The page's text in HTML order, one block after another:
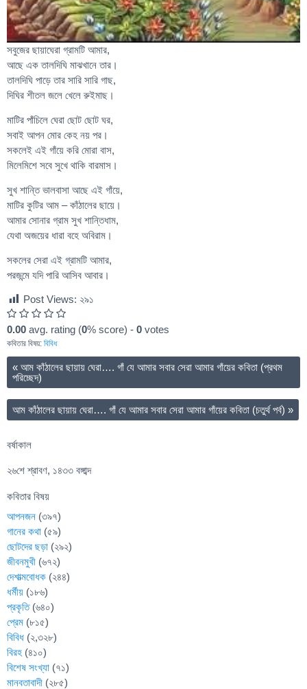
সবুজের ছায়াঘেরা গ্রামটি আমার,
আছে এক তালদিঘি মাঝখানে তার।
তালদিঘি পাড়ে তার সারি সারি গাছ,
দিঘির শীতল জলে খেলে রুইমাছ।
মাটির পাঁচিলে ঘেরা ছোট ছোট ঘর,
সবাই আপন মোর কেহ নয় পর।
সকলেই এই গাঁয়ে করি মোরা বাস,
মিলেমিশে সবে সুখে থাকি বারমাস।
সুখ শান্তি ভালবাসা আছে এই গাঁয়ে,
মাটির কুটির আম – কাঁঠালের ছায়ে।
আমার সোনার গ্রাম সুখ শান্তিধাম,
যেথা অজয়ের ধারা বহে অবিরাম।
সকলের সেরা এই গ্রামটি আমার,
পরজন্মে যদি পারি আসিব আবার।
Post Views: ২৯১
0.00 avg. rating (0% score) - 0 votes
কবিতার বিষয়: বিবিধ
« আম কাঁঠালের ছায়ায় ঘেরা…. গাঁ যে আমার সবার সেরা আমার গাঁয়ের কবিতা (প্রথম
পরিচ্ছেদ)
আম কাঁঠালের ছায়ায় ঘেরা…. গাঁ যে আমার সবার সেরা আমার গাঁয়ের কবিতা (চতুর্থ পর্ব) »
বর্ষাকাল
২৬শে শ্রাবণ, ১৪৩৩ বঙ্গাব্দ
কবিতার বিষয়
আপনজন (৩৯৭)
গানের কথা (৫৯)
ছোটদের ছড়া (২৯২)
জীবনমুখী (৬৭২)
দেশাত্মবোধক (২৪৪)
ধর্মীয় (১৮৬)
প্রকৃতি(৬৪০)
প্রেম (৮১৫)
বিবিধ (২,৩২৮)
বিরহ (৪১০)
বিশেষ সংখ্যা (৭১)
মানবতাবাদী (২৮৫)